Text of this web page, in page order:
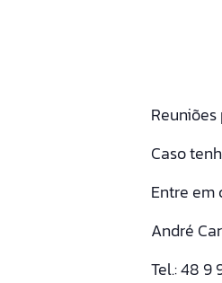
Reuniões
Caso
Entre em
André
Tel.: 48 9